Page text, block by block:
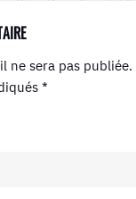
ne sera pas publiée.
*